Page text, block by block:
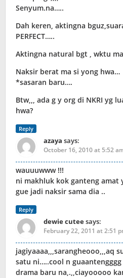
Senyum.na…..
Dah keren, aktingna
PERFECT…..
Aktingna natural bgt , wktu
Naksir berat ma si yong hwa…
*sasaran baru….
Btw,,, ada g y org di NKRI yg
hwa?
Reply
azaya says:
October 16, 2010 at 5:52
wauuuwww !!!
ni makhluk kok ganteng amat
gue jadi naksir sama dia ..
Reply
dewie cuteesays:
February 22, 2011 at 2:51
jagiyaaaa,,,sarangheooo,,,aq
satu ni…..cool n
drama baru na,.,,ciayooooo